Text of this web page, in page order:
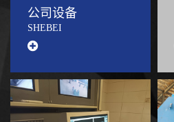
公司设备
SHEBEI